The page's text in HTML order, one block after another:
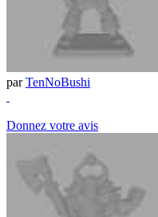
parTenNoBushi
Donnez votre avis